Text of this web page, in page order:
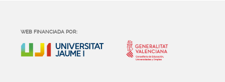
WEB FINANCIADA POR: